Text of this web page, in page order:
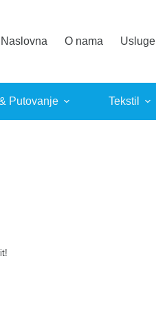
Naslovna O nama Usluge
Putovanje Tekstil